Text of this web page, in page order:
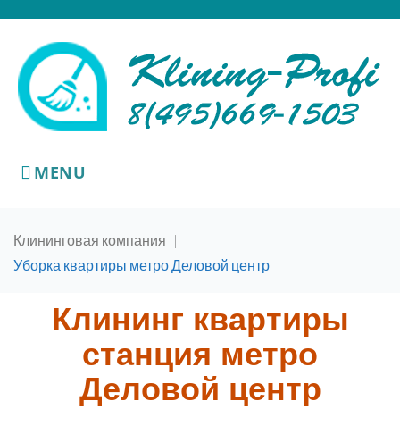
MENU
Клининговая компания |
Уборка квартиры метро Деловой центр
Клининг квартиры
станция метро
Деловой центр